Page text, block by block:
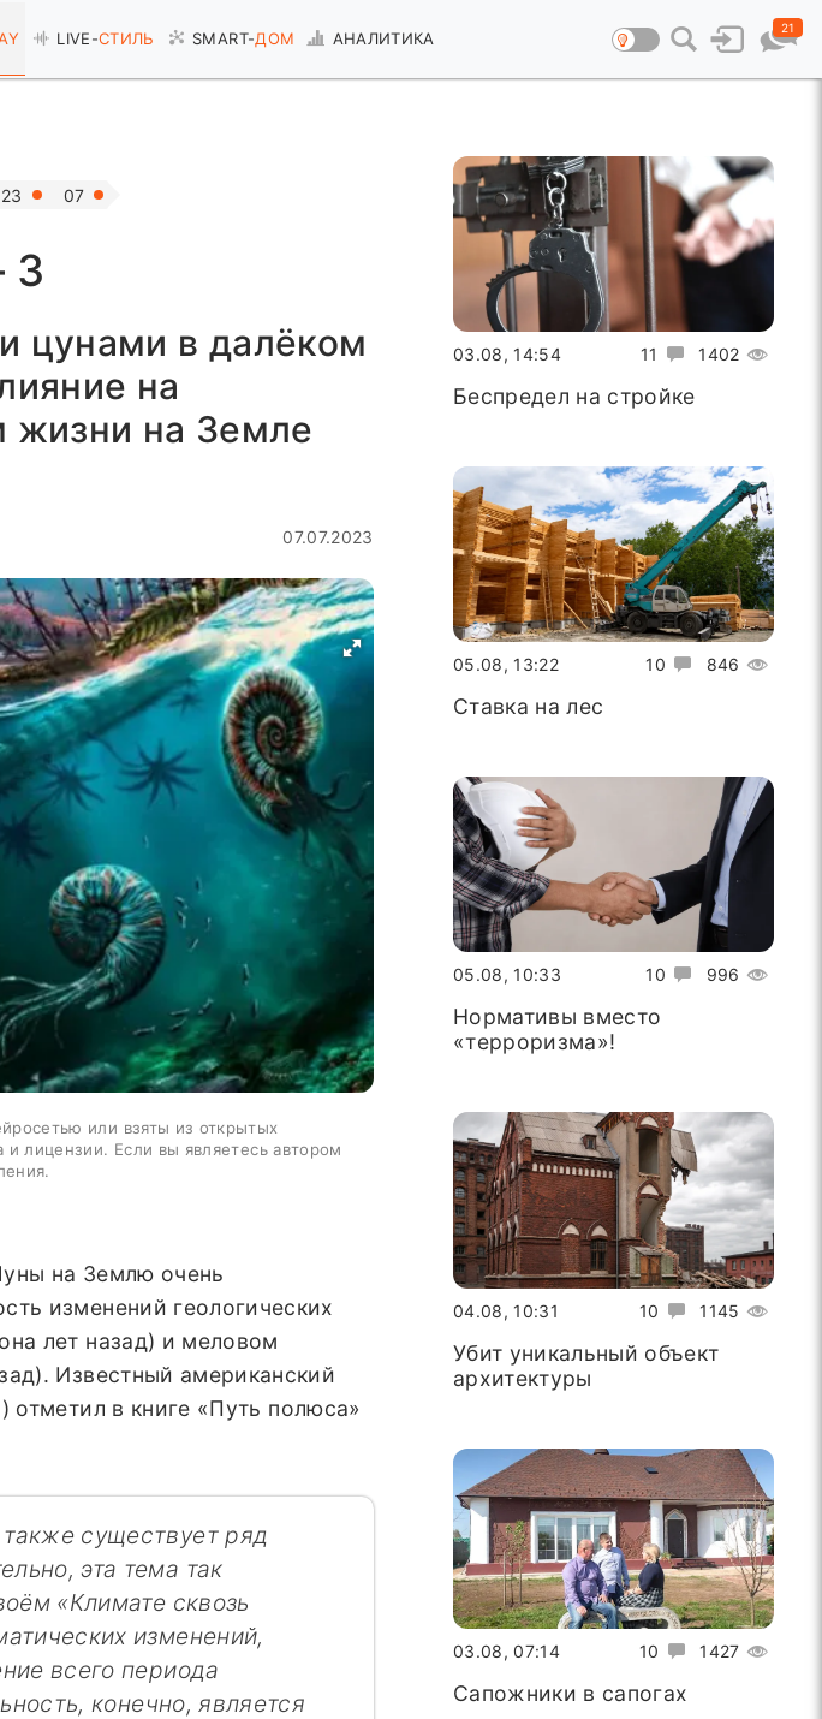
LIVE-СТИЛЬ SMART-ДОМ АНАЛИТИКА
21
07
3
цунами в далёком
на
жизни на Земле
07.07.2023
или взяты из открытых
и лицензии. Если вы являетесь автором
на Землю очень
изменений геологических
лет назад) и меловом
Известный американский
отметил в книге «Путь полюса»
существует ряд
эта тема так
«Климате сквозь
изменений,
всего периода
конечно, является
11 1402
03.08, 14:54
Беспредел на стройке
10 846
05.08, 13:22
Ставка на лес
10 996
05.08, 10:33
Нормативы вместо
«терроризма»!
10 1145
04.08, 10:31
Убит уникальный объект
архитектуры
10 1427
03.08, 07:14
Сапожники в сапогах